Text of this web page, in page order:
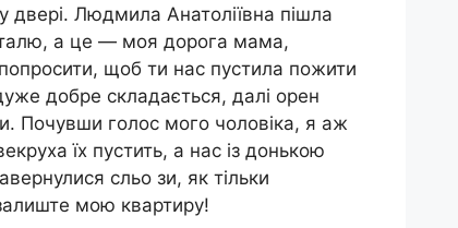
двері. Людмила Анатоліївна пішла
а це — моя дорога мама,
щоб ти нас пустила пожити
добре складається, далі орен
Почувши голос мого чоловіка, я аж
їх пустить, а нас із донькою
сльо зи, як тільки
мою квартиру!